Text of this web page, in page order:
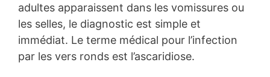
adultes apparaissent dans les vomissures ou
les selles, le diagnostic est simple et
immédiat. Le terme médical pour l’infection
par les vers ronds est l’ascaridiose.